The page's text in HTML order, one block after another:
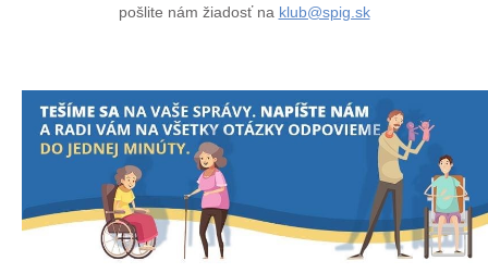
pošlite nám žiadosť na klub@spig.sk